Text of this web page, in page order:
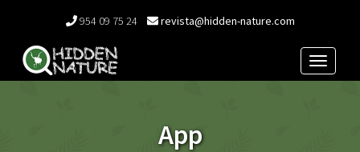
954 09 75 24 revista@hidden-nature.com
Toggle
App